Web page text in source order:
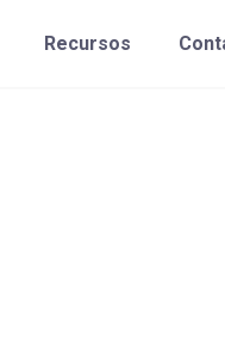
Recursos